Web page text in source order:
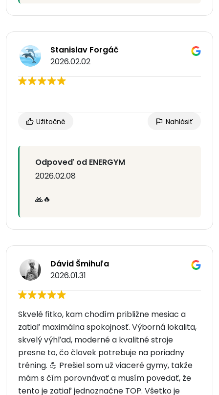
Stanislav Forgáč
2026.02.02
Užitočné Nahlásiť
Odpoveď od ENERGYM
2026.02.08
🙏🔥
Dávid Šmihuľa
2026.01.31
Skvelé fitko, kam chodím približne mesiac a
zatiaľ maximálna spokojnosť. Výborná lokalita,
skvelý výhľad, moderné a kvalitné stroje
presne to, čo človek potrebuje na poriadny
tréning. 💪 Prešiel som už viaceré gymy, takže
mám s čím porovnávať a musím povedať, že
tento je zatiaľ jednoznačne TOP. Všetko je